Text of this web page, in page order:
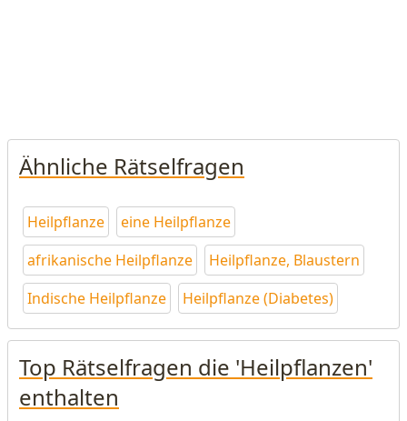
Ähnliche Rätselfragen
Heilpflanze
eine Heilpflanze
afrikanische Heilpflanze
Heilpflanze, Blaustern
Indische Heilpflanze
Heilpflanze (Diabetes)
Top Rätselfragen die 'Heilpflanzen'
enthalten